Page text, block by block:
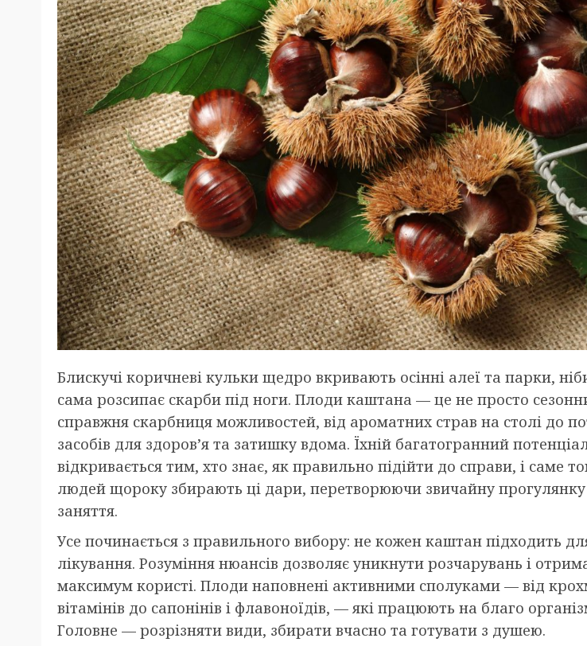
Блискучі коричневі кульки щедро вкривають осінні алеї та парки,
сама розсипає скарби під ноги. Плоди каштана — це не просто
справжня скарбниця можливостей, від ароматних страв на столі до
засобів для здоров’я та затишку вдома. Їхній багатогранний
відкривається тим, хто знає, як правильно підійти до справи, і саме
людей щороку збирають ці дари, перетворюючи звичайну прогулянку
заняття.
Усе починається з правильного вибору: не кожен каштан підходить
лікування. Розуміння нюансів дозволяє уникнути розчарувань і
максимум користі. Плоди наповнені активними сполуками — від
вітамінів до сапонінів і флавоноїдів, — які працюють на благо
Головне — розрізняти види, збирати вчасно та готувати з душею.